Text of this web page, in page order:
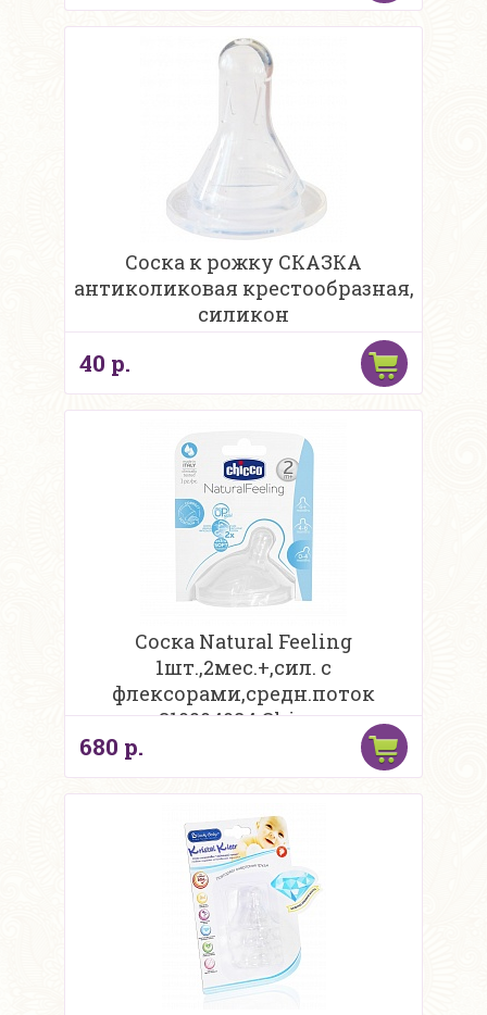
Соска к рожку СКАЗКА
антиколиковая крестообразная,
силикон
40 р.
Соска Natural Feeling
1шт.,2мес.+,сил. с
флексорами,средн.поток
310204084 Chicco
680 р.